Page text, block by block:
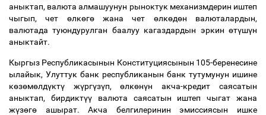
аныктап, валюта алмашуунун рыноктук механизмдерин иштеп
чыгып, чет өлкөгөжана чет өлкөдөн валюталардын,
валютада туюндурулган баалуу кагаздардын эркин өтүшүн
аныктайт.
Кыргыз Республикасынын Конституциясынын 105-беренесине
ылайык, Улуттук банк республиканын банк тутумунун ишине
көзөмөлдүктү жүргүзүп,өлкөнүн акча-кредит саясатын
аныктап, бирдиктүүвалюта саясатын иштеп чыгат жана
жүзөгө ашырат. Акча белгилеринин эмиссиясын ишке